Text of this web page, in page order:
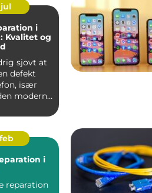
i
Kvalitet og
sjovt at
defekt
især
moderne
i
reparation